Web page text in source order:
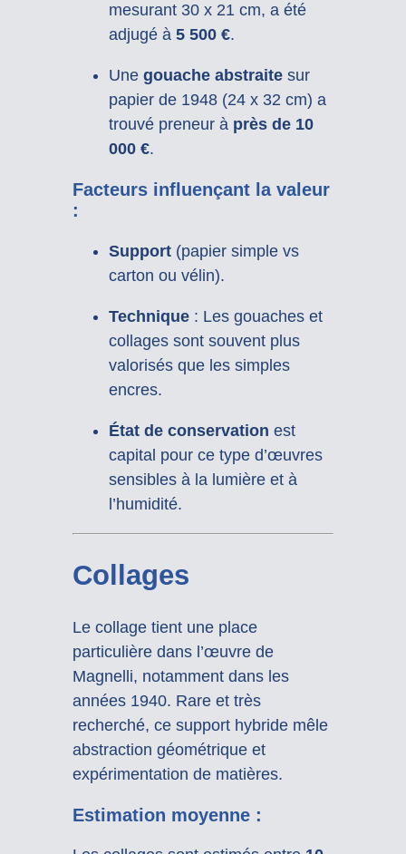
mesurant 30 x 21 cm, a été
adjugé à 5 500 €.
Une gouache abstraitesur
papier de 1948 (24 x 32 cm) a
trouvé preneur à près de 10
000 €.
Facteurs influençant la valeur
:
Support(papier simple vs
carton ou vélin).
Technique: Les gouaches et
collages sont souvent plus
valorisés que les simples
encres.
État de conservation est
capital pour ce type d’œuvres
sensibles à la lumière et à
l’humidité.
Collages
Le collage tient une place
particulière dans l’œuvre de
Magnelli, notamment dans les
années 1940. Rare et très
recherché, ce support hybride mêle
abstraction géométrique et
expérimentation de matières.
Estimation moyenne :